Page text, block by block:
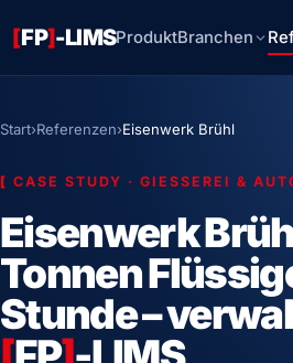
[FP]-LIMSProduktBranchen
Start›Referenzen›Eisenwerk Brühl
[ CASE STUDY · GIESSEREI &
Eisenwerk
Tonnen
Stunde –